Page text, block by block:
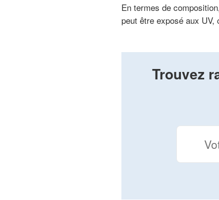
En termes de
peut être exposé aux UV,
Trouvez